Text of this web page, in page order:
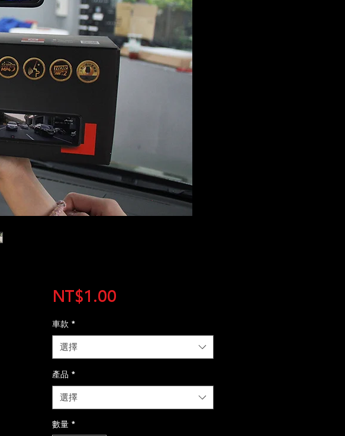
NT$1.00價
車款 *
選擇
產品 *
選擇
數量 *